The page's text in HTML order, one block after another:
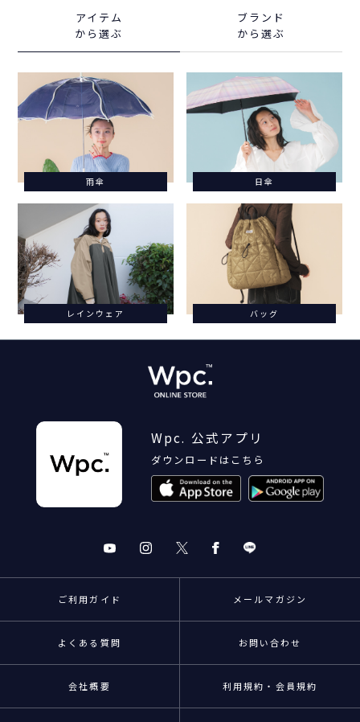
アイテム
から選ぶ
ブランド
から選ぶ
雨傘 日傘
レインウェア バッグ
Wpc. 公式アプリ
ダウンロードはこちら
ご利用ガイド メールマガジン
よくある質問 お問い合わせ
会社概要 利用規約・会員規約